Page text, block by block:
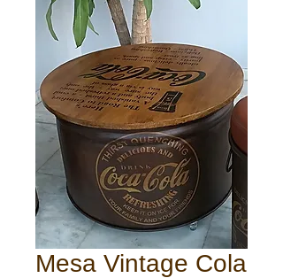
Mesa Vintage Cola